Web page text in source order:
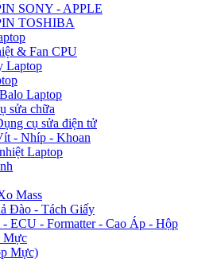
SONY - APPLE
TOSHIBA
& Fan CPU
Laptop
Laptop
sửa chữa
cụ sửa điện tử
- Nhíp - Khoan
Laptop
Mass
Đào - Tách Giấy
ECU - Formatter - Cao Áp - Hộp
Mực
Mực)